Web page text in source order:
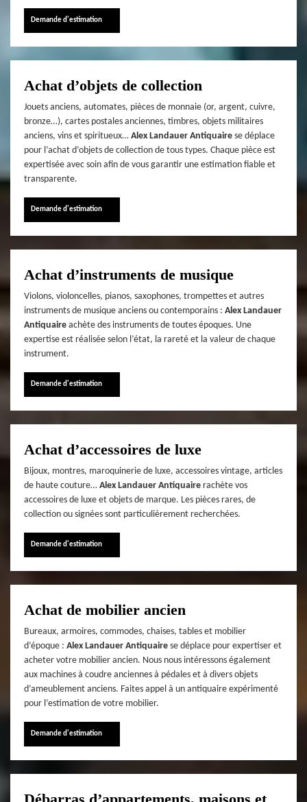
Demande d'estimation
Achat d’objets de collection
Jouets anciens, automates, pièces de monnaie (or, argent, cuivre,
bronze…), cartes postales anciennes, timbres, objets militaires
anciens, vins et spiritueux… Alex Landauer Antiquaire se déplace
pour l’achat d’objets de collection de tous types. Chaque pièce est
expertisée avec soin afin de vous garantir une estimation fiable et
transparente.
Demande d'estimation
Achat d’instruments de musique
Violons, violoncelles, pianos, saxophones, trompettes et autres
instruments de musique anciens ou contemporains : Alex Landauer
Antiquaire achète des instruments de toutes époques. Une
expertise est réalisée selon l’état, la rareté et la valeur de chaque
instrument.
Demande d'estimation
Achat d’accessoires de luxe
Bijoux, montres, maroquinerie de luxe, accessoires vintage, articles
de haute couture… Alex Landauer Antiquaire rachète vos
accessoires de luxe et objets de marque. Les pièces rares, de
collection ou signées sont particulièrement recherchées.
Demande d'estimation
Achat de mobilier ancien
Bureaux, armoires, commodes, chaises, tables et mobilier
d’époque : Alex Landauer Antiquaire se déplace pour expertiser et
acheter votre mobilier ancien. Nous nous intéressons également
aux machines à coudre anciennes à pédales et à divers objets
d’ameublement anciens. Faites appel à un antiquaire expérimenté
pour l’estimation de votre mobilier.
Demande d'estimation